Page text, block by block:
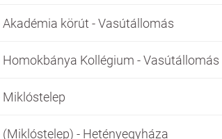
körút - Vasútállomás
Kollégium - Vasútállomás
- Hetényegyháza